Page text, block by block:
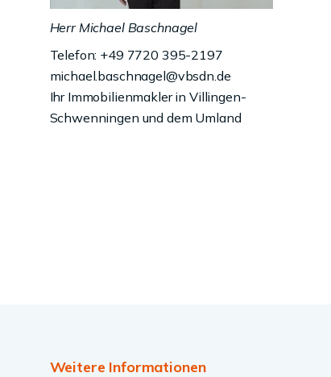
Herr Michael Baschnagel
Telefon: +49 7720 395-2197
michael.baschnagel@vbsdn.de
Ihr Immobilienmakler in Villingen-
Schwenningen und dem Umland
Weitere Informationen